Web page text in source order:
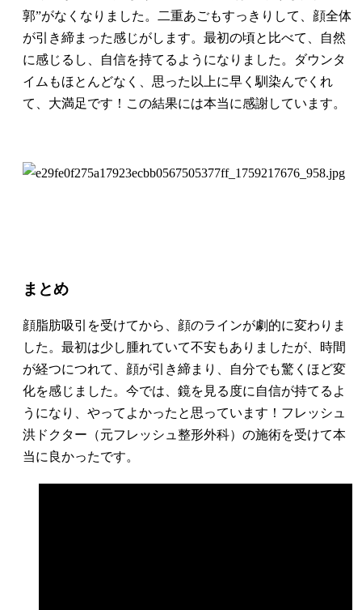
郭”がなくなりました。二重あごもすっきりして、顔全体
が引き締まった感じがします。最初の頃と比べて、自然
に感じるし、自信を持てるようになりました。ダウンタ
イムもほとんどなく、思った以上に早く馴染んでくれ
て、大満足です！この結果には本当に感謝しています。
まとめ
顔脂肪吸引を受けてから、顔のラインが劇的に変わりま
した。最初は少し腫れていて不安もありましたが、時間
が経つにつれて、顔が引き締まり、自分でも驚くほど変
化を感じました。今では、鏡を見る度に自信が持てるよ
うになり、やってよかったと思っています！フレッシュ
洪ドクター（元フレッシュ整形外科）の施術を受けて本
当に良かったです。